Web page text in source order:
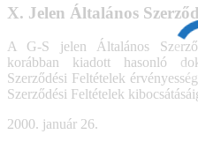
X. Jelen Általános
A G-S jelen Általános
korábban kiadott hasonló
Szerződési Feltételek
Szerződési Feltételek
2000. január 26.